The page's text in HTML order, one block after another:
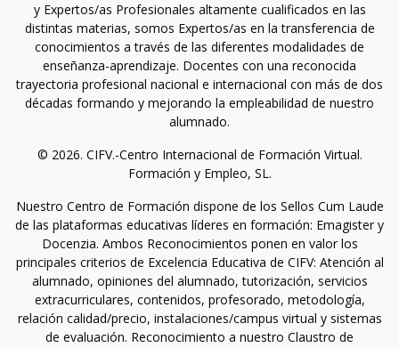
y Expertos/as Profesionales altamente cualificados en las
distintas materias, somos Expertos/as en la transferencia de
conocimientos a través de las diferentes modalidades de
enseñanza-aprendizaje. Docentes con una reconocida
trayectoria profesional nacional e internacional con más de dos
décadas formando y mejorando la empleabilidad de nuestro
alumnado.
© 2026. CIFV.-Centro Internacional de Formación Virtual.
Formación y Empleo, SL.
Nuestro Centro de Formación dispone de los Sellos Cum Laude
de las plataformas educativas líderes en formación: Emagister y
Docenzia. Ambos Reconocimientos ponen en valor los
principales criterios de Excelencia Educativa de CIFV: Atención al
alumnado, opiniones del alumnado, tutorización, servicios
extracurriculares, contenidos, profesorado, metodología,
relación calidad/precio, instalaciones/campus virtual y sistemas
de evaluación. Reconocimiento a nuestro Claustro de